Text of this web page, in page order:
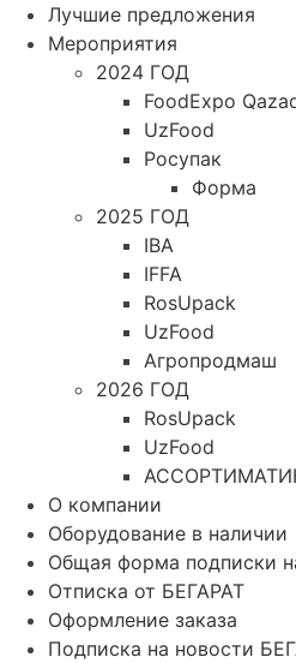
Лучшие предложения
Мероприятия
2024 ГОД
FoodExpo
UzFood
Росупак
Форма
2025 ГОД
IBA
IFFA
RosUpack
UzFood
Агропродмаш
2026 ГОД
RosUpack
UzFood
О компании
Оборудование в наличии
Общая форма подписки
Отписка от БЕГАРАТ
Оформление заказа
Подписка на новости